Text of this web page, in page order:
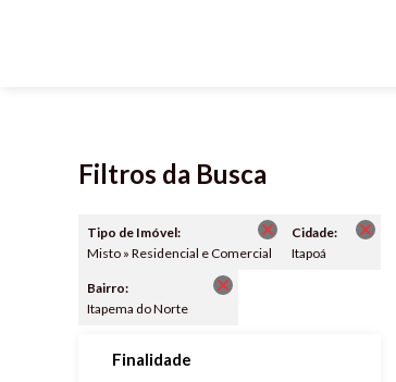
Filtros da Busca
Tipo de Imóvel:
Misto » Residencial e Comercial
Cidade:
Itapoá
Bairro:
Itapema do Norte
Finalidade